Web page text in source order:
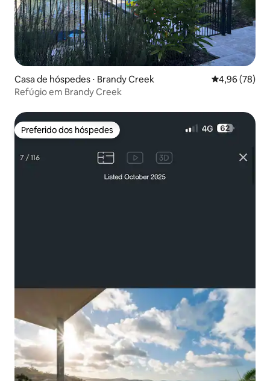
Casa de hóspedes ⋅ Brandy Creek 4,96 de uma
4,96 (78)
Refúgio em Brandy Creek
Preferido dos hóspedes
Preferido dos hóspedes